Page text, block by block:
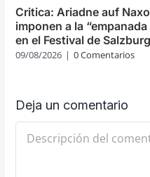
Critica: Ariadne auf
imponen a la
en el Festival de
09/08/2026 | 0 Comentarios
Deja un comentario
Comentario